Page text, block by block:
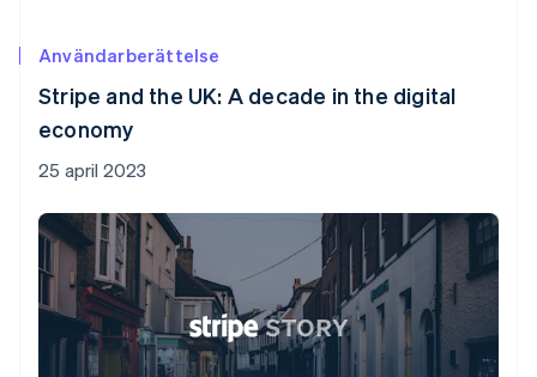
Användarberättelse
Stripe and the UK: A decade in the digital
economy
25 april 2023